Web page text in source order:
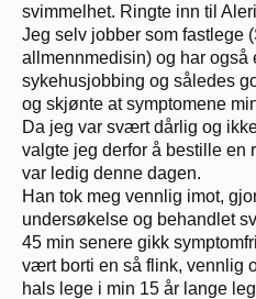
svimmelhet. Ringte inn til
Jeg selv jobber som fastlege
allmennmedisin) og har også
sykehusjobbing og således
og skjønte at symptomene
Da jeg var svært dårlig og
valgte jeg derfor å bestille en
var ledig denne dagen.
Han tok meg vennlig imot,
undersøkelse og behandlet
45 min senere gikk
vært borti en så flink, vennlig
hals lege i min 15 år lange